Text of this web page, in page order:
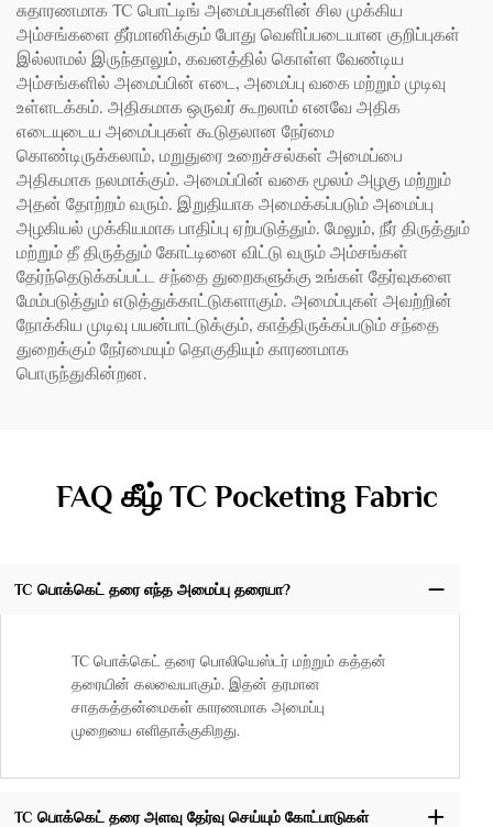
சுதாரணமாக TC பொட்டிங் அமைப்புகளின் சில முக்கிய
அம்சங்களை தீர்மானிக்கும் போது வெளிப்படையான குறிப்புகள்
இல்லாமல் இருந்தாலும், கவனத்தில் கொள்ள வேண்டிய
அம்சங்களில் அமைப்பின் எடை, அமைப்பு வகை மற்றும் முடிவு
உள்ளடக்கம். அதிகமாக ஒருவர் கூறலாம் எனவே அதிக
எடையுடைய அமைப்புகள் கூடுதலான நேர்மை
கொண்டிருக்கலாம், மறுதுரை உறைச்சல்கள் அமைப்பை
அதிகமாக நலமாக்கும். அமைப்பின் வகை மூலம் அழகு மற்றும்
அதன் தோற்றம் வரும். இறுதியாக அமைக்கப்படும் அமைப்பு
அழகியல் முக்கியமாக பாதிப்பு ஏற்படுத்தும். மேலும், நீர் திருத்தும்
மற்றும் தீ திருத்தும் கோட்டினை விட்டு வரும் அம்சங்கள்
தேர்ந்தெடுக்கப்பட்ட சந்தை துறைகளுக்கு உங்கள் தேர்வுகளை
மேம்படுத்தும் எடுத்துக்காட்டுகளாகும். அமைப்புகள் அவற்றின்
நோக்கிய முடிவு பயன்பாட்டுக்கும், காத்திருக்கப்படும் சந்தை
துறைக்கும் நேர்மையும் தொகுதியும் காரணமாக
பொருந்துகின்றன.
FAQ கீழ் TC Pocketing Fabric
TC பொக்கெட் தரை எந்த அமைப்பு தரையா?
TC பொக்கெட் தரை பொலியெஸ்டர் மற்றும் கத்தன்
தரையின் கலவையாகும். இதன் தரமான
சாதகத்தன்மைகள் காரணமாக அமைப்பு
முறையை எளிதாக்குகிறது.
TC பொக்கெட் தரை அளவு தேர்வு செய்யும் கோட்பாடுகள்